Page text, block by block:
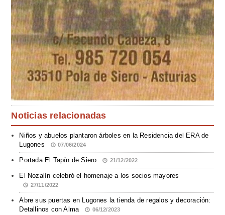
Noticias relacionadas
Niños y abuelos plantaron árboles en la Residencia del ERA de
Lugones
07/06/2024
Portada El Tapín de Siero 21/12/2022
El Nozalín celebró el homenaje a los socios mayores
27/11/2022
Abre sus puertas en Lugones la tienda de regalos y decoración:
Detallinos con Alma
06/12/2023